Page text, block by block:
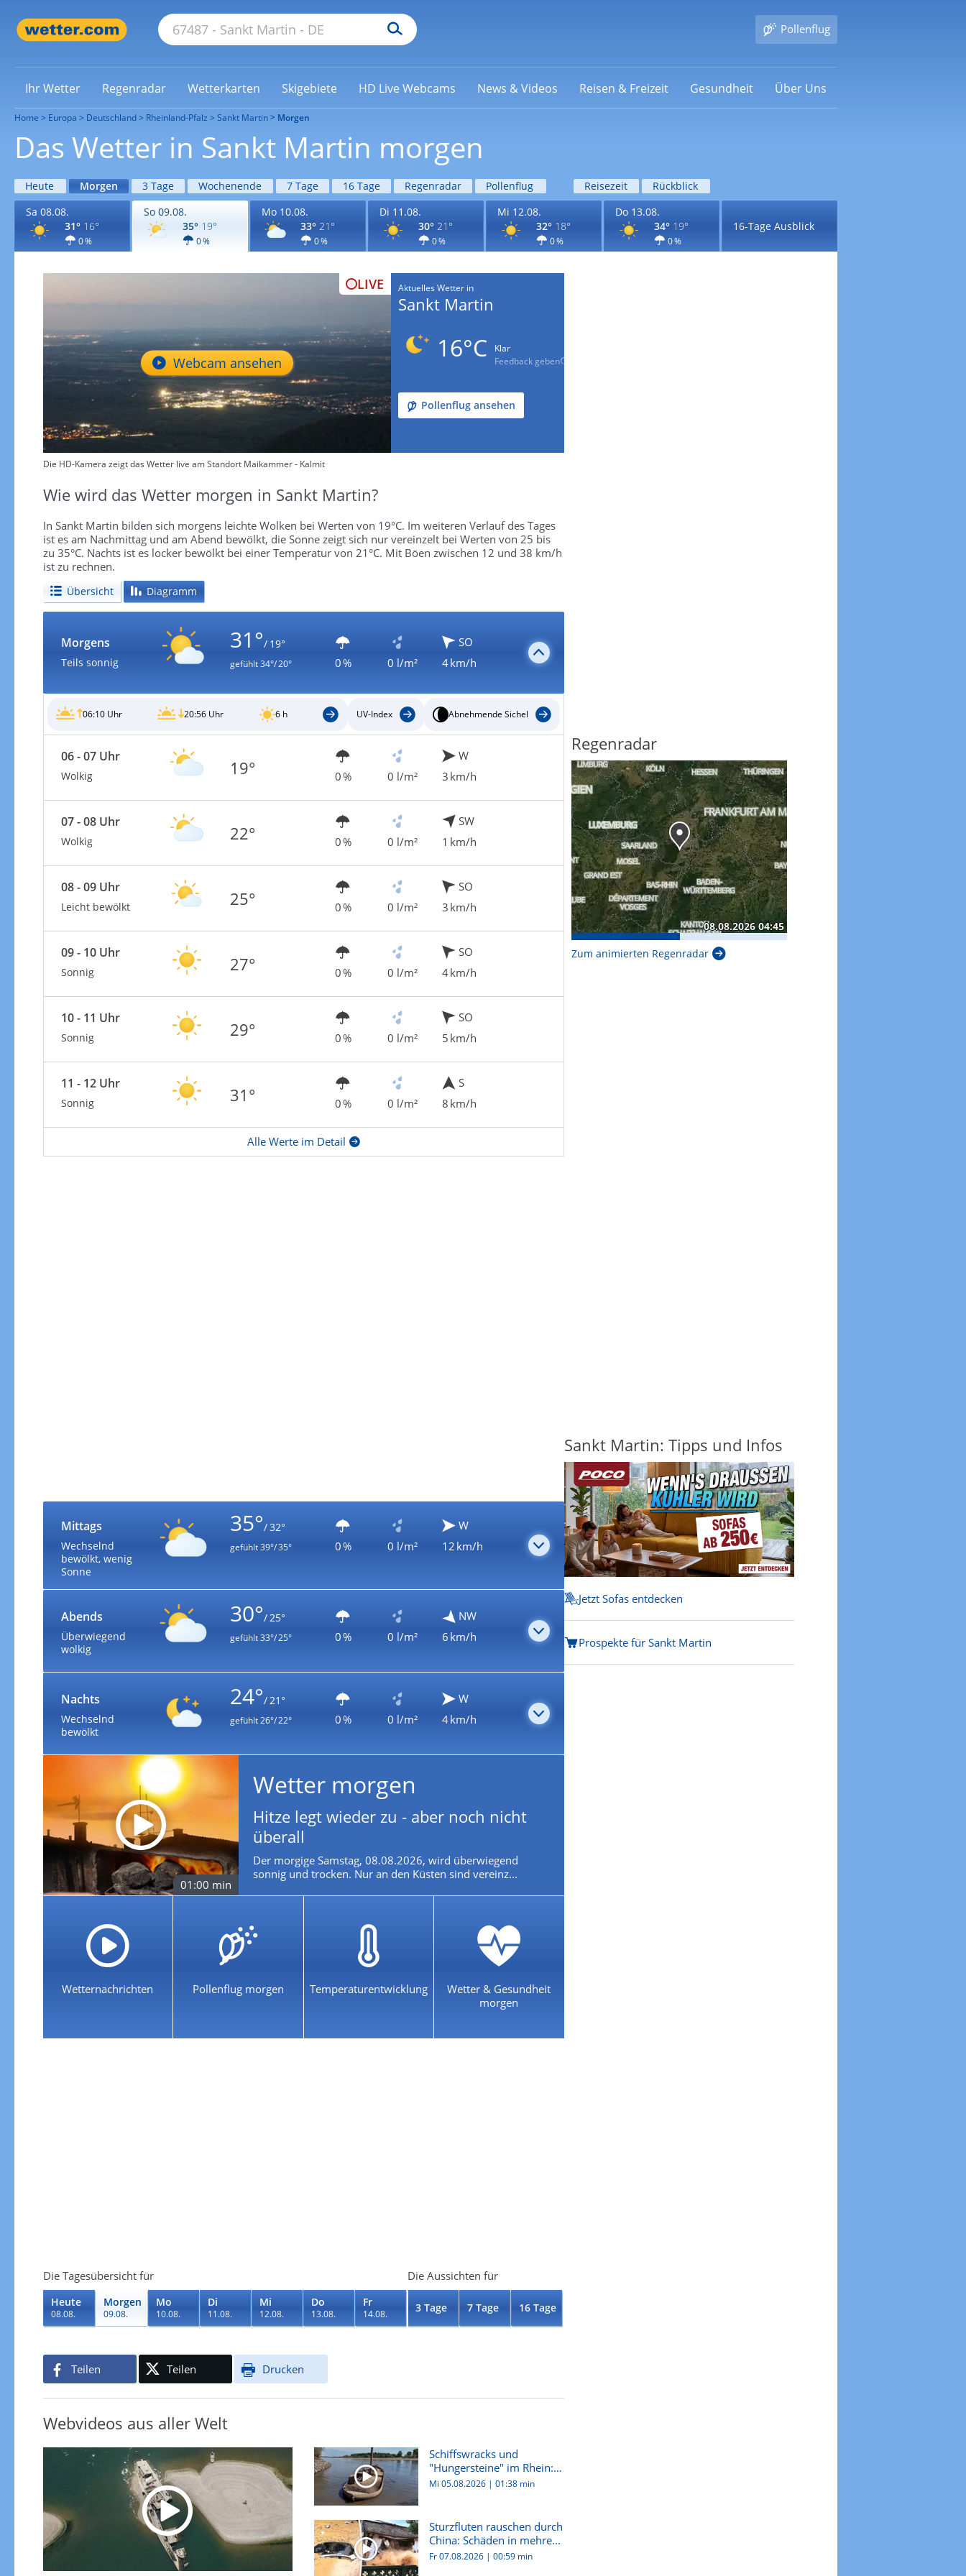
Pollenflug
Ihr Wetter Regenradar Wetterkarten Skigebiete HD Live Webcams News & Videos Reisen & Freizeit Gesundheit Über Uns
Home Europa Deutschland Rheinland-Pfalz Sankt Martin Morgen
Das Wetter in Sankt Martin morgen
Heute Morgen 3 Tage Wochenende 7 Tage 16 Tage Regenradar Pollenflug Reisezeit
Rückblick
Sa 08.08.
31° 16°
0 %
So 09.08.
35° 19°
0 %
Mo 10.08.
33° 21°
0 %
Di 11.08.
30° 21°
0 %
Mi 12.08.
32° 18°
0 %
Do 13.08.
34° 19°
0 %
16-Tage Ausblick
LIVE
Webcam ansehen
Aktuelles Wetter in
Sankt Martin
16°C
Klar
Feedback geben
Pollenflug ansehen
Die HD-Kamera zeigt das Wetter live am Standort Maikammer - Kalmit
Wie wird das Wetter morgen in Sankt Martin?
In Sankt Martin bilden sich morgens leichte Wolken bei Werten von 19°C. Im weiteren Verlauf des Tages
ist es am Nachmittag und am Abend bewölkt, die Sonne zeigt sich nur vereinzelt bei Werten von 25 bis
zu 35°C. Nachts ist es locker bewölkt bei einer Temperatur von 21°C. Mit Böen zwischen 12 und 38 km/h
ist zu rechnen.
Übersicht Diagramm
Morgens
Teils sonnig
31°/ 19°
gefühlt34°/ 20° 0 % 0 l/m²
SO
4 km/h
06:10 Uhr 20:56 Uhr 6 h UV-Index Abnehmende Sichel
06 - 07 Uhr
Wolkig 19° 0 % 0 l/m²
W
3 km/h
07 - 08 Uhr
Wolkig 22° 0 % 0 l/m²
SW
1 km/h
08 - 09 Uhr
Leicht bewölkt 25° 0 % 0 l/m²
SO
3 km/h
09 - 10 Uhr
Sonnig 27° 0 % 0 l/m²
SO
4 km/h
10 - 11 Uhr
Sonnig 29° 0 % 0 l/m²
SO
5 km/h
11 - 12 Uhr
Sonnig 31° 0 % 0 l/m²
S
8 km/h
Alle Werte im Detail
Mittags
Wechselnd
bewölkt, wenig
Sonne
35°/ 32°
gefühlt39°/ 35° 0 % 0 l/m²
W
12 km/h
Abends
Überwiegend
wolkig
30°/ 25°
gefühlt33°/ 25° 0 % 0 l/m²
NW
6 km/h
Nachts
Wechselnd
bewölkt
24°/ 21°
gefühlt26°/ 22° 0 % 0 l/m²
W
4 km/h
01:00 min
Wetter morgen
Hitze legt wieder zu - aber noch nicht
überall
Der morgige Samstag, 08.08.2026, wird überwiegend
sonnig und trocken. Nur an den Küsten sind vereinz...
Wetternachrichten Pollenflug morgen Temperaturentwicklung
Wetter & Gesundheit
morgen
Die Tagesübersicht für
Heute
08.08.
Morgen
09.08.
Mo
10.08.
Di
11.08.
Mi
12.08.
Do
13.08.
Fr
14.08.
Die Aussichten für
3 Tage 7 Tage 16 Tage
Teilen Teilen Drucken
Webvideos aus aller Welt
Schiffswracks und
"Hungersteine" im Rhein:
Dürre i...
Mi 05.08.2026 |01:38 min
Sturzfluten rauschen durch
China: Schäden in mehre...
Fr 07.08.2026 |00:59 min
Regenradar
Zum animierten Regenradar
Sankt Martin: Tipps und Infos
Jetzt Sofas entdecken
Prospekte für Sankt Martin